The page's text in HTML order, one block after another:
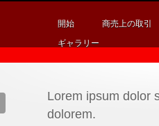
開始
商売上の取引
ギャラリー
Lorem ipsum dolor
dolorem.